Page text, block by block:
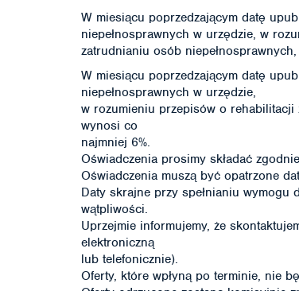
W miesiącu poprzedzającym datę
niepełnosprawnych w urzędzie, w
zatrudnianiu osób
W miesiącu poprzedzającym datę
niepełnosprawnych w urzędzie,
w rozumieniu przepisów o rehabilitacji
wynosi co
najmniej 6%.
Oświadczenia prosimy składać
Oświadczenia muszą być opatrzone
Daty skrajne przy spełnianiu
wątpliwości.
Uprzejmie informujemy, że
elektroniczną
lub telefonicznie).
Oferty, które wpłyną po terminie, nie